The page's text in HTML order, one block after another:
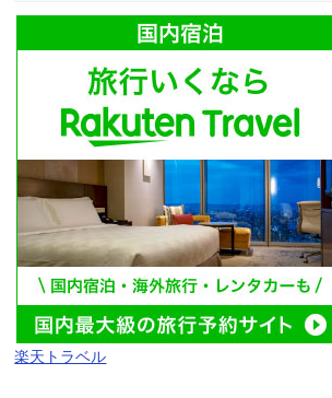
楽天トラベル